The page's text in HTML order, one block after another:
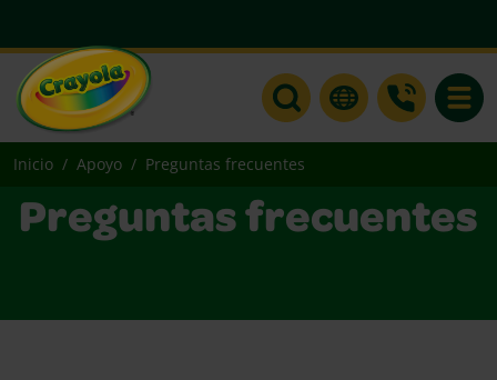
Inicio Apoyo Preguntas frecuentes
Preguntas frecuentes